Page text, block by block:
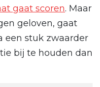
gaat scoren. Maar
geloven, gaat
een stuk zwaarder
bij te houden dan